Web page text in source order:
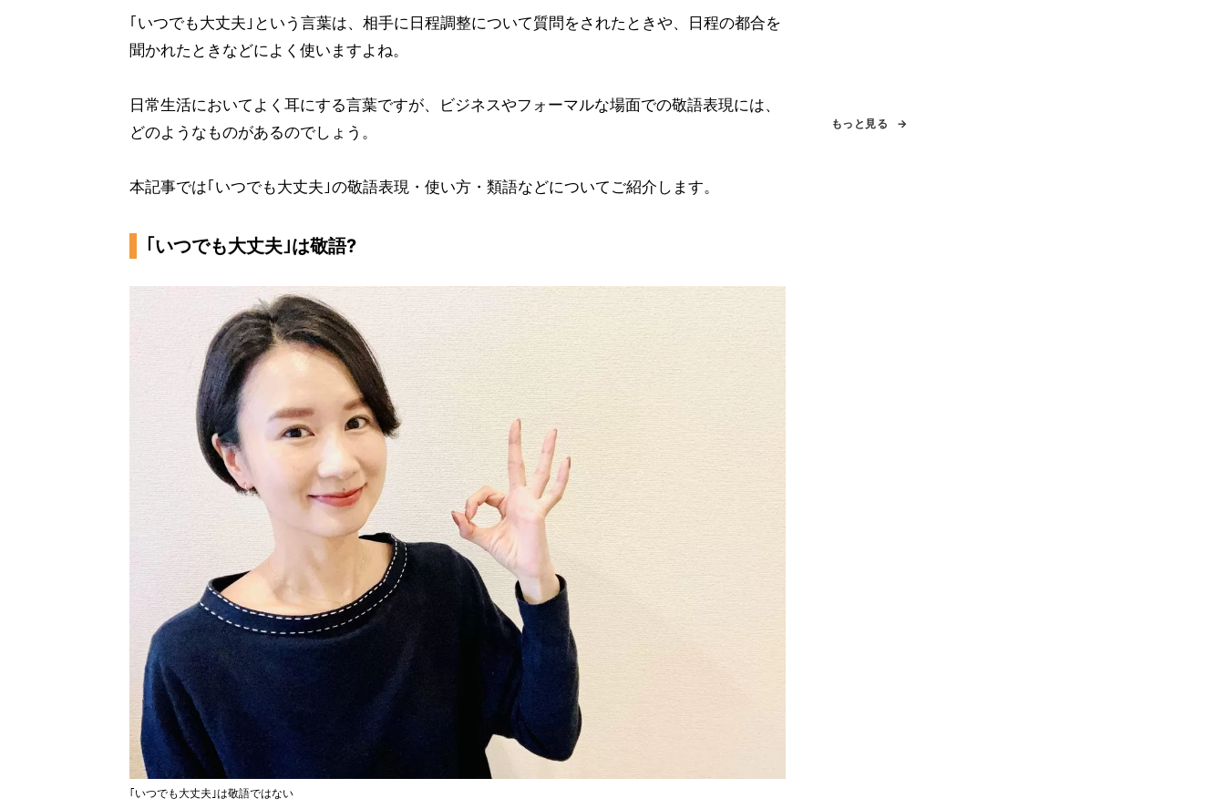
｢いつでも大丈夫｣という言葉は、相手に日程調整について質問をされたときや、日程の都合を
聞かれたときなどによく使いますよね。
日常生活においてよく耳にする言葉ですが、ビジネスやフォーマルな場面での敬語表現には、
どのようなものがあるのでしょう。
本記事では｢いつでも大丈夫｣の敬語表現・使い方・類語などについてご紹介します。
｢いつでも大丈夫｣は敬語?
｢いつでも大丈夫｣は敬語ではない
もっと見る